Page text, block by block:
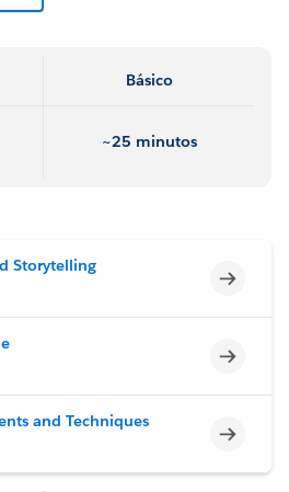
Básico
~25 minutos
Storytelling
and Techniques